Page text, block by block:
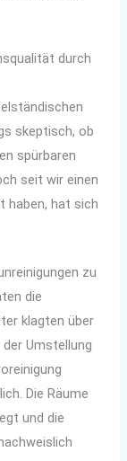
durch
skeptisch, ob
spürbaren
seit wir einen
haben, hat sich
zu
die
klagten über
Umstellung
Die Räume
und die